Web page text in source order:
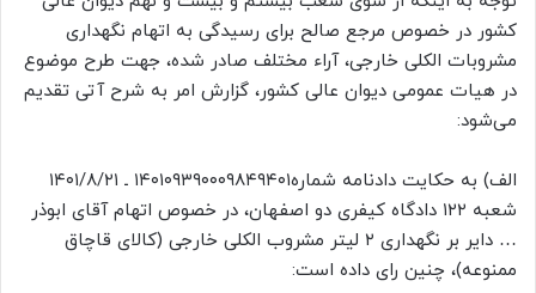
کشور در خصوص مرجع صالح برای رسیدگی به اتهام نگهداری
مشروبات الکلی خارجی، آراء مختلف صادر شده، جهت طرح موضوع
در هیات عمومی دیوان عالی کشور، گزارش امر به شرح آتی تقدیم
می‌شود:
الف) به حکایت دادنامه شماره۱۴۰۱۰۹۳۹۰۰۰۹۸۴۹۴۰۱ ـ ۱۴۰۱/۸/۲۱
شعبه ۱۲۲ دادگاه کیفری دو اصفهان، در خصوص اتهام آقای ابوذر
… دایر بر نگهداری ۲ لیتر مشروب الکلی خارجی (کالای قاچاق
ممنوعه)، چنین رای داده است: